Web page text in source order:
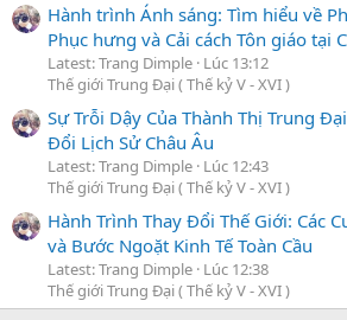
Hành trình Ánh sáng: Tìm hiểu về
Phục hưng và Cải cách Tôn giáo tại
Latest: Trang Dimple Lúc 13:12
Thế giới Trung Đại ( Thế kỷ V - XVI )
Sự Trỗi Dậy Của Thành Thị Trung
Đổi Lịch Sử Châu Âu
Latest: Trang Dimple Lúc 12:43
Thế giới Trung Đại ( Thế kỷ V - XVI )
Hành Trình Thay Đổi Thế Giới: Các
và Bước Ngoặt Kinh Tế Toàn Cầu
Latest: Trang Dimple Lúc 12:38
Thế giới Trung Đại ( Thế kỷ V - XVI )